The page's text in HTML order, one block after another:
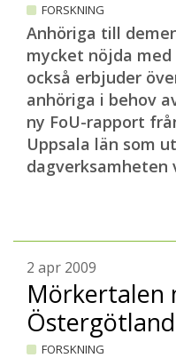
FORSKNING
Anhöriga till
mycket nöjda
också erbjuder
anhöriga i behov
ny FoU-rapport
Uppsala län som
dagverksamheten
2 apr 2009
Mörkertalen
Östergötland
FORSKNING